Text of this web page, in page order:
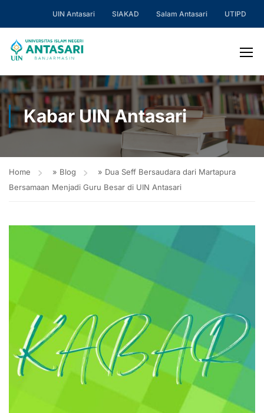
UIN Antasari SIAKAD Salam Antasari UTIPD
Kabar UIN Antasari
Home » Blog » Dua Seff Bersaudara dari Martapura
Bersamaan Menjadi Guru Besar di UIN Antasari